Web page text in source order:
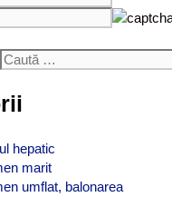
hepatic
marit
umflat, balonarea